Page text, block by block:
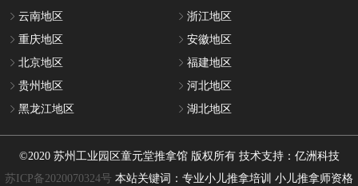
云南地区
浙江地区
重庆地区
安徽地区
北京地区
福建地区
贵州地区
河北地区
黑龙江地区
湖北地区
©2020 苏州工业园区童元堂推拿馆 版权所有 技术支持：亿洲科技
苏ICP备2020070324号 本站关键词： 专业小儿推拿培训 小儿推拿师资格